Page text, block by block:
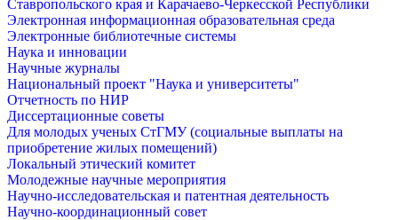
Ставропольского края и Карачаево-Черкесской Республики
Электронная информационная образовательная среда
Электронные библиотечные системы
Наука и инновации
Научные журналы
Национальный проект "Наука и университеты"
Отчетность по НИР
Диссертационные советы
Для молодых ученых СтГМУ (социальные выплаты на
приобретение жилых помещений)
Локальный этический комитет
Молодежные научные мероприятия
Научно-исследовательская и патентная деятельность
Научно-координационный совет